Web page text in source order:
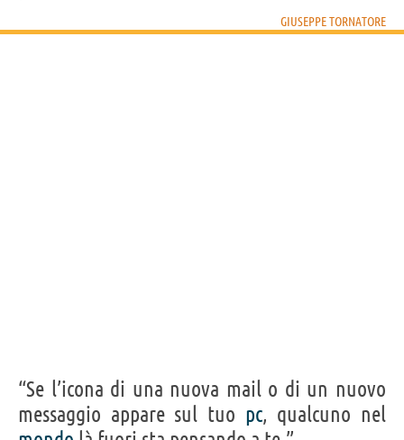
GIUSEPPE TORNATORE
“Se l’icona di una nuova mail o di un nuovo
messaggio appare sul tuo pc, qualcuno nel